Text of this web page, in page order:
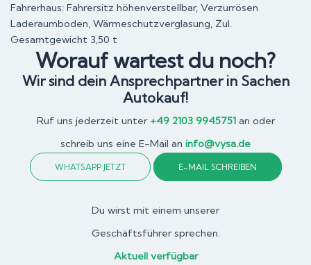
Fahrerhaus: Fahrersitz höhenverstellbar, Verzurrösen
Laderaumboden, Wärmeschutzverglasung, Zul.
Gesamtgewicht 3,50 t
Worauf wartest du noch?
Wir sind dein Ansprechpartner in Sachen
Autokauf!
Ruf uns jederzeit unter +49 2103 9945751an oder
schreib uns eine E-Mail an info@vysa.de
WHATSAPP JETZT E-MAIL SCHREIBEN
Du wirst mit einem unserer
Geschäftsführer sprechen.
Aktuell verfügbar